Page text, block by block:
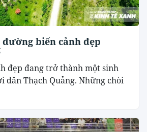
biến cảnh đẹp
đẹp đang trở thành một sinh
dân Thạch Quảng. Những chòi